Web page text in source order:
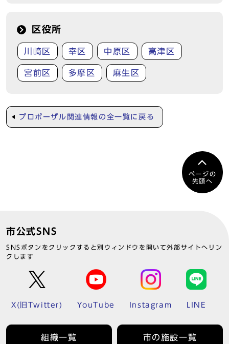
区役所
川崎区 幸区 中原区 高津区
宮前区 多摩区 麻生区
プロポーザル関連情報の全一覧に戻る
ページの
先頭へ
市公式SNS
SNSボタンをクリックすると別ウィンドウを開いて外部サイトへリン
クします
X(旧Twitter) YouTube Instagram LINE
組織一覧 市の施設一覧